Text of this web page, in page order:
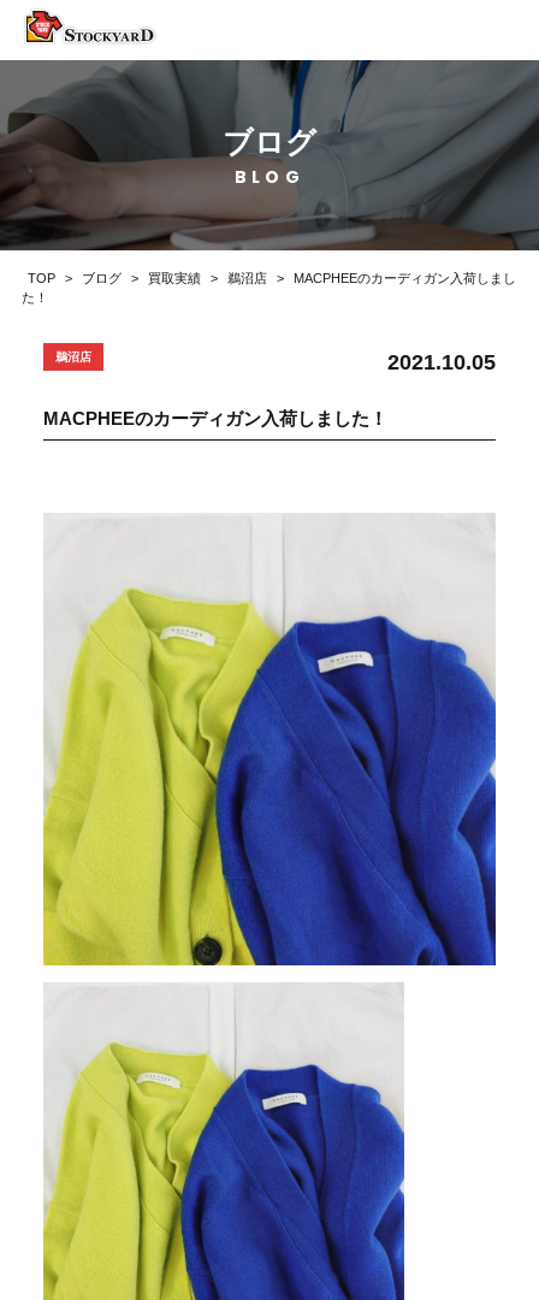
ブログ
BLOG
TOP > ブログ > 買取実績 > 鵜沼店 >
MACPHEEのカーディガン入荷しまし
た！
鵜沼店 2021.10.05
MACPHEEのカーディガン入荷しました！